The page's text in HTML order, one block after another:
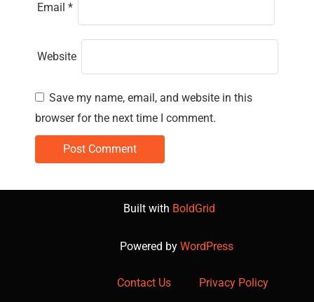
Email *
Website
Save my name, email, and website in this
browser for the next time I comment.
Built with BoldGrid
Powered by WordPress
Contact Us Privacy Policy